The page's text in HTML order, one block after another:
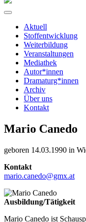
Aktuell
Stoffentwicklung
Weiterbildung
Veranstaltungen
Mediathek
Autor*innen
Dramaturg*innen
Archiv
Über uns
Kontakt
Mario Canedo
geboren 14.03.1990 in
Kontakt
mario.canedo@gmx.at
Ausbildung/Tätigkeit
Mario Canedo ist